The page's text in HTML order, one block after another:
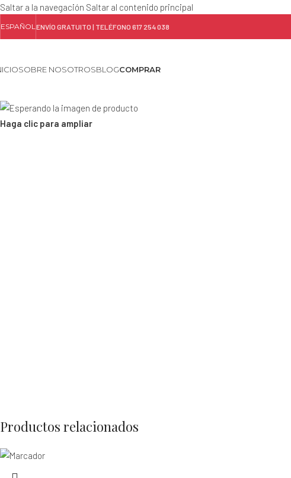
Saltar a la navegación Saltar al contenido principal
ESPAÑOLENVÍO GRATUITO | TELÉFONO 617 254 038
SOBRE NOSOTROSBLOGCOMPRAR
Haga clic para ampliar
Productos relacionados